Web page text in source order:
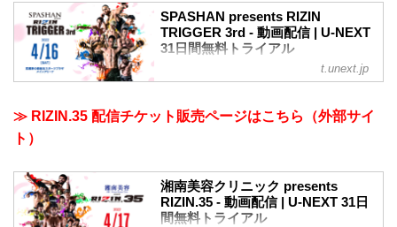
SPASHAN presents RIZIN
TRIGGER 3rd - 動画配信 | U-NEXT
31日間無料トライアル
U-NEXTならテレビの大画面で高画質・高
600円分のポイントプレゼント！映画 / ド
t.unext.jp
≫ RIZIN.35 配信チケット販売ページはこちら（外部サイ
ト）
湘南美容クリニック presents
RIZIN.35 - 動画配信 | U-NEXT 31日
間無料トライアル